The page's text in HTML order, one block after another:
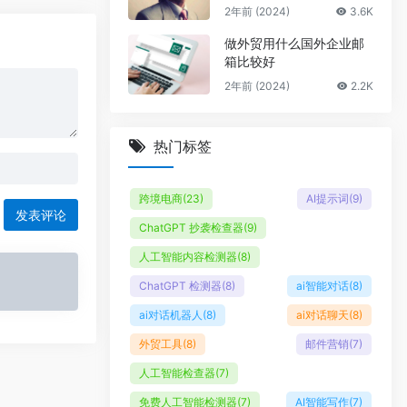
发表评论
2年前 (2024) 3.6K
做外贸用什么国外企业邮
箱比较好
2年前 (2024) 2.2K
热门标签
跨境电商(23) AI提示词(9)
ChatGPT 抄袭检查器(9)
人工智能内容检测器(8)
ChatGPT 检测器(8) ai智能对话(8)
ai对话机器人 (8) ai对话聊天(8)
外贸工具(8) 邮件营销(7)
人工智能检查器(7)
免费人工智能检测器(7) AI智能写作(7)